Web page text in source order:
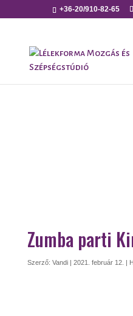
+36-20/910-82-65
Zumba parti
Szerző: Vandi| 2021. február 12. |